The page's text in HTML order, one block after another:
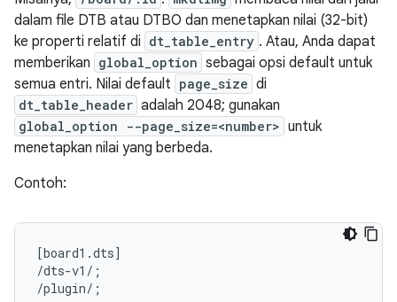
dalam file DTB atau DTBO dan menetapkan nilai (32-bit)
ke properti relatif di dt_table_entry . Atau, Anda dapat
memberikan global_option sebagai opsi default untuk
semua entri. Nilai default page_size di
dt_table_header adalah 2048; gunakan
global_option --page_size=<number> untuk
menetapkan nilai yang berbeda.
Contoh:
[board1.dts]
/dts-v1/;
/plugin/;